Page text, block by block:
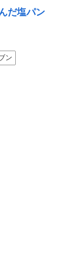
だ塩パン
ン